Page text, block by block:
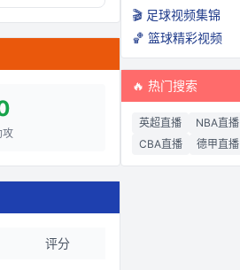
攻
评分
🎬 足球视频集锦
🏀 篮球精彩视频
🔥 热门搜索
英超直播 NBA直播
CBA直播
德甲直播